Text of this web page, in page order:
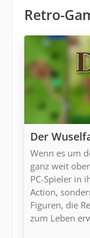
Retro-
Der
Wenn es um
ganz weit
PC-Spieler in
Action,
Figuren, die
zum Leben